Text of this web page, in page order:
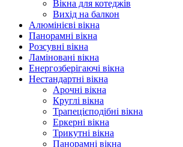
Вікна для котеджів
Вихід на балкон
Алюмінієві вікна
Панорамні вікна
Розсувні вікна
Ламіновані вікна
Енергозберігаючі вікна
Нестандартні вікна
Арочні вікна
Круглі вікна
Трапецієподібні вікна
Еркерні вікна
Трикутні вікна
Панорамні вікна